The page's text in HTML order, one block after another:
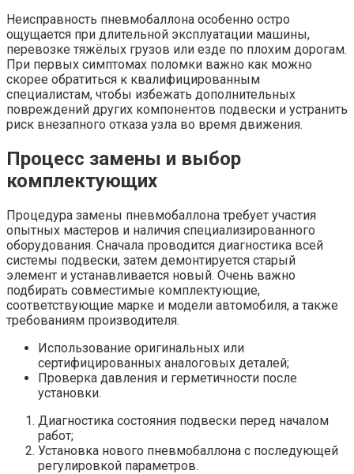
Неисправность пневмобаллона особенно остро
ощущается при длительной эксплуатации машины,
перевозке тяжёлых грузов или езде по плохим дорогам.
При первых симптомах поломки важно как можно
скорее обратиться к квалифицированным
специалистам, чтобы избежать дополнительных
повреждений других компонентов подвески и устранить
риск внезапного отказа узла во время движения.
Процесс замены и выбор
комплектующих
Процедура замены пневмобаллона требует участия
опытных мастеров и наличия специализированного
оборудования. Сначала проводится диагностика всей
системы подвески, затем демонтируется старый
элемент и устанавливается новый. Очень важно
подбирать совместимые комплектующие,
соответствующие марке и модели автомобиля, а также
требованиям производителя.
Использование оригинальных или
сертифицированных аналоговых деталей;
Проверка давления и герметичности после
установки.
Диагностика состояния подвески перед началом
работ;
Установка нового пневмобаллона с последующей
регулировкой параметров.